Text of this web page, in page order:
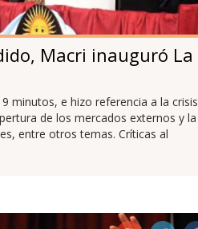
Macri inauguró La
minutos, e hizo referencia a la crisis
de los mercados externos y la
entre otros temas. Críticas al